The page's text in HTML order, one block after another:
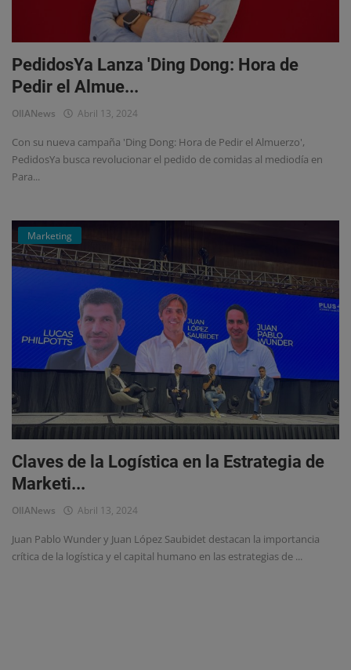
PedidosYa Lanza 'Ding Dong: Hora de
Pedir el Almue...
OlIANews Abril 13, 2024
Con su nueva campaña 'Ding Dong: Hora de Pedir el Almuerzo',
PedidosYa busca revolucionar el pedido de comidas al mediodía en
Para...
Marketing
Claves de la Logística en la Estrategia de
Marketi...
OlIANews Abril 13, 2024
Juan Pablo Wunder y Juan López Saubidet destacan la importancia
crítica de la logística y el capital humano en las estrategias de ...